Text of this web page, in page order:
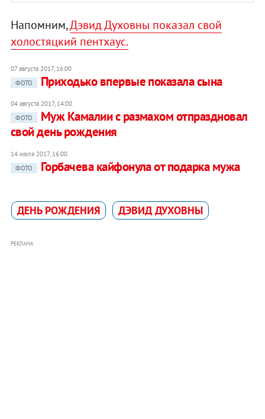
Напомним,Дэвид Духовны показал свой
холостяцкий пентхаус.
07 августа 2017, 16:00
ФОТО
Приходько впервые показала сына
04 августа 2017, 14:00
ФОТО
Муж Камалии с размахом отпраздновал
свой день рождения
14 июля 2017, 16:00
ФОТО
Горбачева кайфонула от подарка мужа
ДЕНЬ РОЖДЕНИЯ ДЭВИД ДУХОВНЫ
РЕКЛАМА